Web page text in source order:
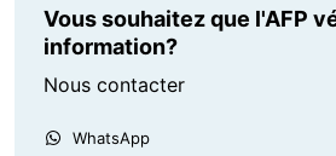
Vous souhaitez que l'AFP
information?
Nous contacter
WhatsApp